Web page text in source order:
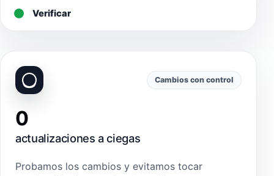
Verificar
Cambios con control
0
actualizaciones a ciegas
Probamos los cambios y evitamos tocar